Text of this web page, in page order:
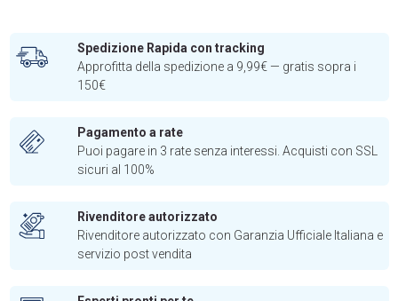
Spedizione Rapida con tracking
Approfitta della spedizione a 9,99€ — gratis sopra i
150€
Pagamento a rate
Puoi pagare in 3 rate senza interessi. Acquisti con SSL
sicuri al 100%
Rivenditore autorizzato
Rivenditore autorizzato con Garanzia Ufficiale Italiana e
servizio post vendita